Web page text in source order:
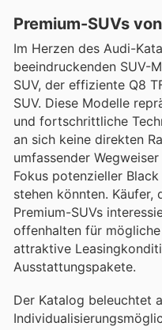
Premium-SUVs
Im Herzen des Audi-
beeindruckenden SUV-
SUV, der effiziente Q8
SUV. Diese Modelle
und fortschrittliche
an sich keine direkten
umfassender
Fokus potenzieller
stehen könnten. Käufer,
Premium-SUVs
offenhalten für
attraktive
Ausstattungspakete.
Der Katalog beleuchtet